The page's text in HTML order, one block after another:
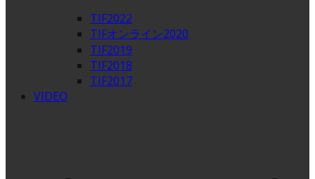
TIF2022
TIFオンライン2020
TIF2019
TIF2018
TIF2017
VIDEO